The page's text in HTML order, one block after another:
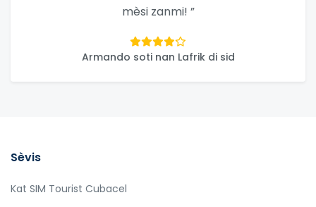
mèsi zanmi! ”
Armando soti nan Lafrik di sid
Sèvis
Kat SIM Tourist Cubacel